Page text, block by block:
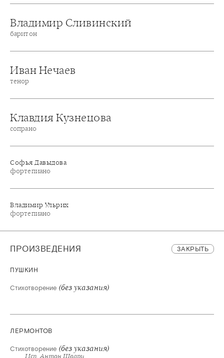
Владимир Сливинский
баритон
Иван Нечаев
тенор
Клавдия Кузнецова
сопрано
Софья Давыдова
фортепиано
Владимир Ульрих
фортепиано
ПРОИЗВЕДЕНИЯ ЗАКРЫТЬ
ПУШКИН
Стихотворение (без указания)
ЛЕРМОНТОВ
Стихотворение (без указания)
Исп. Антон Шварц